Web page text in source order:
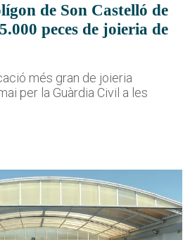
de Son Castelló de
peces de joieria de
més gran de joieria
per la Guàrdia Civil a les